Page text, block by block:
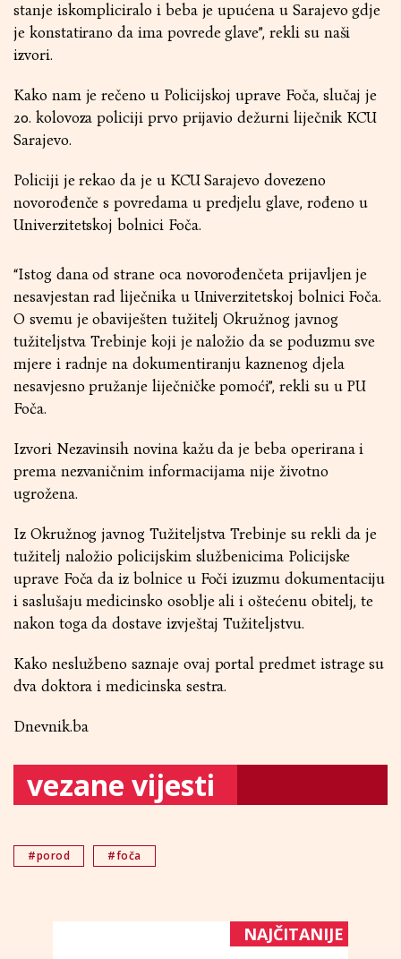
stanje iskompliciralo i beba je upućena u Sarajevo gdje
je konstatirano da ima povrede glave”, rekli su naši
izvori.
Kako nam je rečeno u Policijskoj uprave Foča, slučaj je
20. kolovoza policiji prvo prijavio dežurni liječnik KCU
Sarajevo.
Policiji je rekao da je u KCU Sarajevo dovezeno
novorođenče s povredama u predjelu glave, rođeno u
Univerzitetskoj bolnici Foča.
“Istog dana od strane oca novorođenčeta prijavljen je
nesavjestan rad liječnika u Univerzitetskoj bolnici Foča.
O svemu je obaviješten tužitelj Okružnog javnog
tužiteljstva Trebinje koji je naložio da se poduzmu sve
mjere i radnje na dokumentiranju kaznenog djela
nesavjesno pružanje liječničke pomoći”, rekli su u PU
Foča.
Izvori Nezavinsih novina kažu da je beba operirana i
prema nezvaničnim informacijama nije životno
ugrožena.
Iz Okružnog javnog Tužiteljstva Trebinje su rekli da je
tužitelj naložio policijskim službenicima Policijske
uprave Foča da iz bolnice u Foči izuzmu dokumentaciju
i saslušaju medicinsko osoblje ali i oštećenu obitelj, te
nakon toga da dostave izvještaj Tužiteljstvu.
Kako neslužbeno saznaje ovaj portal predmet istrage su
dva doktora i medicinska sestra.
Dnevnik.ba
vezane vijesti
#porod #foča
NAJČITANIJE